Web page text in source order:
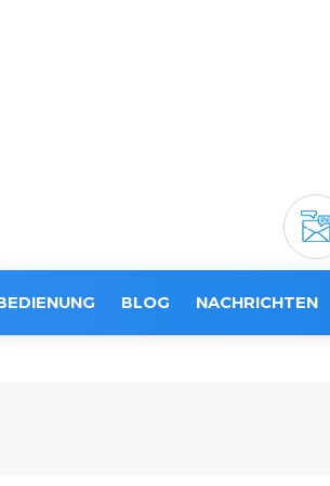
BLOG NACHRICHTEN